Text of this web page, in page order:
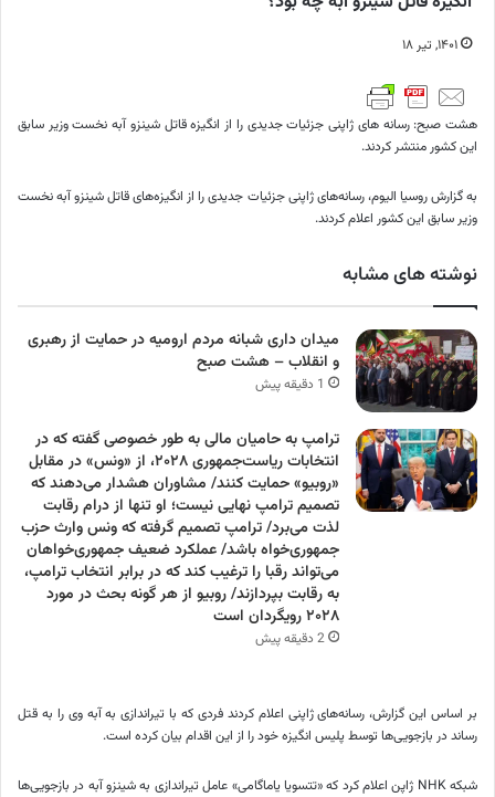
۱۴۰۱, تیر ۱۸
هشت صبح: رسانه های ژاپنی جزئیات جدیدی را از انگیزه قاتل شینزو آبه نخست وزیر سابق
این کشور منتشر کردند.
به گزارش روسیا الیوم، رسانه‌های ژاپنی جزئیات جدیدی را از انگیزه‌های قاتل شینزو آبه نخست
وزیر سابق این کشور اعلام کردند.
نوشته های مشابه
میدان داری شبانه مردم ارومیه در حمایت از رهبری
و انقلاب – هشت صبح
1 دقیقه پیش
ترامپ به حامیان مالی به طور خصوصی گفته که در
انتخابات ریاست‌جمهوری ۲۰۲۸، از «ونس» در مقابل
«روبیو» حمایت کنند/ مشاوران هشدار می‌دهند که
تصمیم ترامپ نهایی نیست؛ او تنها از درام رقابت
لذت می‌برد/ ترامپ تصمیم گرفته که ونس وارث حزب
جمهوری‌خواه باشد/ عملکرد ضعیف جمهوری‌خواهان
می‌تواند رقبا را ترغیب کند که در برابر انتخاب ترامپ،
به رقابت بپردازند/ روبیو از هر گونه بحث در مورد
۲۰۲۸ رویگردان است
2 دقیقه پیش
بر اساس این گزارش، رسانه‌های ژاپنی اعلام کردند فردی که با تیراندازی به آبه وی را به قتل
رساند در بازجویی‌ها توسط پلیس انگیزه خود را از این اقدام بیان کرده است.
شبکه NHK ژاپن اعلام کرد که «تتسویا یاماگامی» عامل تیراندازی به شینزو آبه در بازجویی‌ها